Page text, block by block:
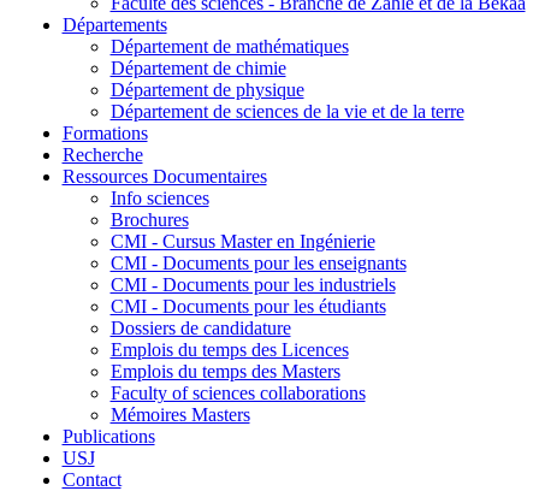
Départements
Département de mathématiques
Département de chimie
Département de physique
Département de sciences de la vie et de la terre
Formations
Recherche
Ressources Documentaires
Info sciences
Brochures
CMI - Cursus Master en Ingénierie
CMI - Documents pour les enseignants
CMI - Documents pour les industriels
CMI - Documents pour les étudiants
Dossiers de candidature
Emplois du temps des Licences
Emplois du temps des Masters
Faculty of sciences collaborations
Mémoires Masters
Publications
USJ
Contact